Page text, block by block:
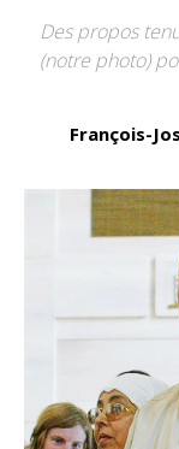
Des propos
(notre photo)
François-